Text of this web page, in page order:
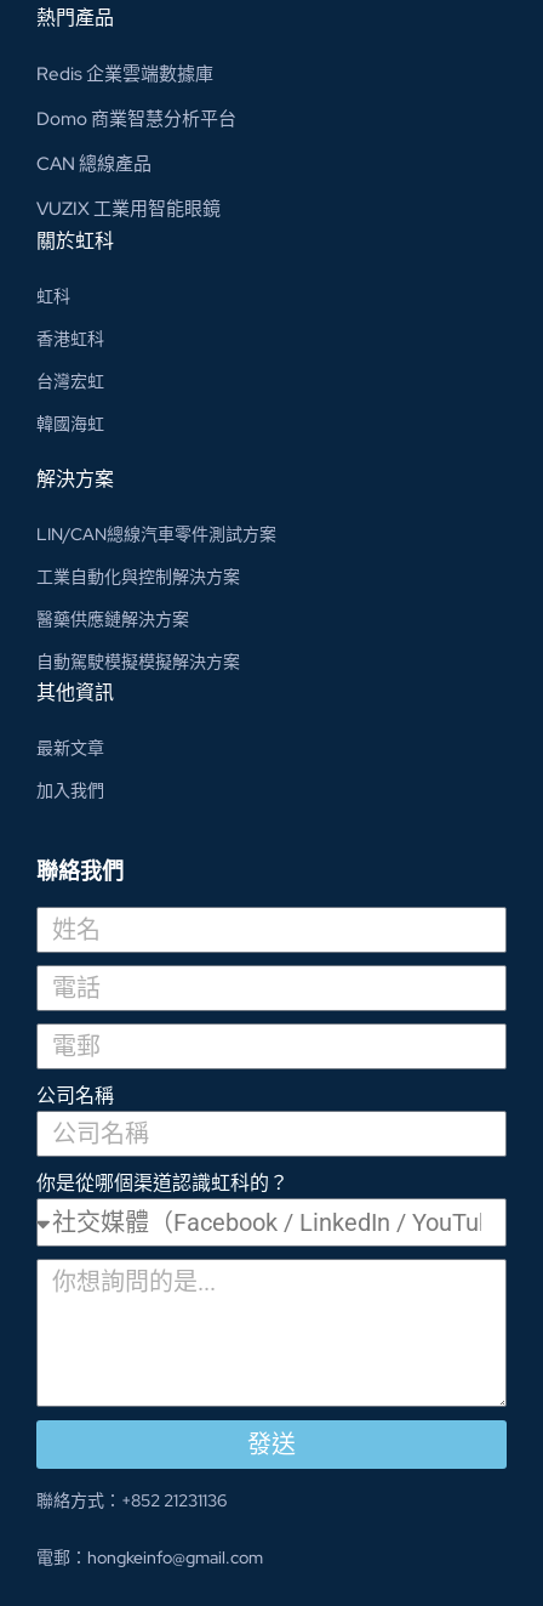
熱門產品
Redis 企業雲端數據庫
Domo 商業智慧分析平台
CAN 總線​產品
VUZIX 工業用智能眼鏡
關於虹科
虹科
香港虹科
台灣宏虹
韓國海虹
解決方案
LIN/CAN總線汽車零件測試方案
工業自動化與控制解決方案
醫藥供應鏈解決方案
自動駕駛模擬模擬解決方案
其他資訊
最新文章
加入我們
聯絡我們
公司名稱
你是從哪個渠道認識虹科的？
發送
聯絡方式：+852 21231136
電郵：hongkeinfo@gmail.com